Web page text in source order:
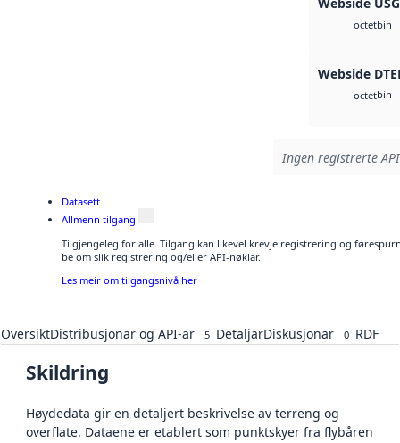
octetbin
Webside
octetbin
Ingen registrerte
Datasett
Allmenn tilgang
Tilgjengeleg for alle. Tilgang kan likevel krevje registrering og
be om slik registrering og/eller API-nøklar.
Les meir om tilgangsnivå her
OversiktDistribusjonar og API-ar 5 DetaljarDiskusjonar 0 RDF
Skildring
Høydedata gir en detaljert beskrivelse av terreng og
overflate. Dataene er etablert som punktskyer fra flybåren